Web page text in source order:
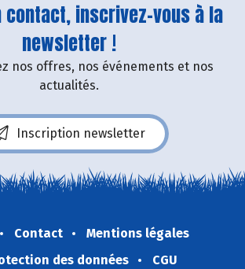
contact, inscrivez-vous à la
newsletter !
nos offres, nos événements et nos
actualités.
Inscription newsletter
Contact
Mentions légales
des données
CGU